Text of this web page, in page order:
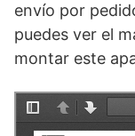
envío por
puedes ver el
montar este